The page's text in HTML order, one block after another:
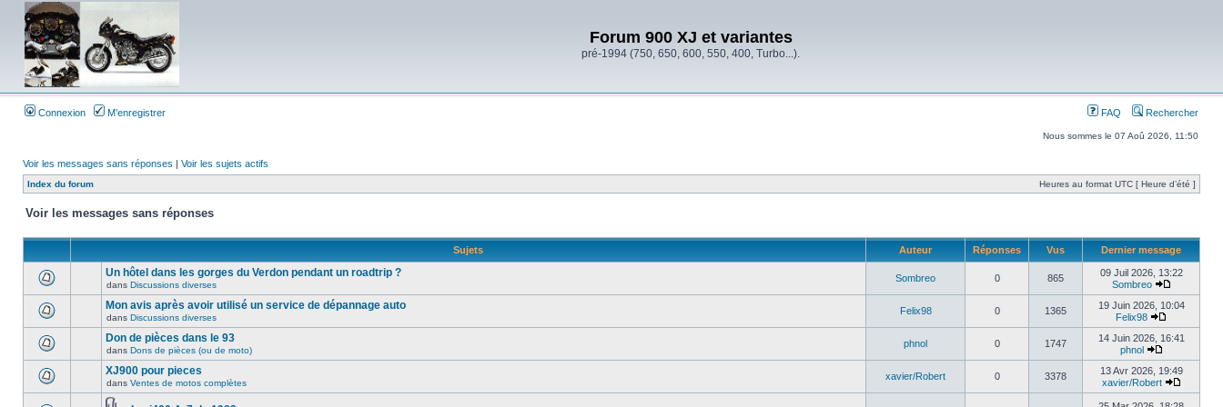
Forum 900 XJ et variantes
pré-1994 (750, 650, 600, 550, 400, Turbo...).
Connexion M’enregistrer FAQ Rechercher
Nous sommes le 07 Aoû 2026, 11:50
Voir les messages sans réponses | Voir les sujets actifs
Index du forum Heures au format UTC [ Heure d’été ]
Voir les messages sans réponses
Sujets Auteur Réponses Vus Dernier message
Un hôtel dans les gorges du Verdon pendant un roadtrip ?
dans Discussions diverses
Sombreo 0 865
09 Juil 2026, 13:22
Sombreo
Mon avis après avoir utilisé un service de dépannage auto
dans Discussions diverses
Felix98 0 1365
19 Juin 2026, 10:04
Felix98
Don de pièces dans le 93
dans Dons de pièces (ou de moto)
phnol 0 1747
14 Juin 2026, 16:41
phnol
XJ900 pour pieces
dans Ventes de motos complètes
xavier/Robert 0 3378
13 Avr 2026, 19:49
xavier/Robert